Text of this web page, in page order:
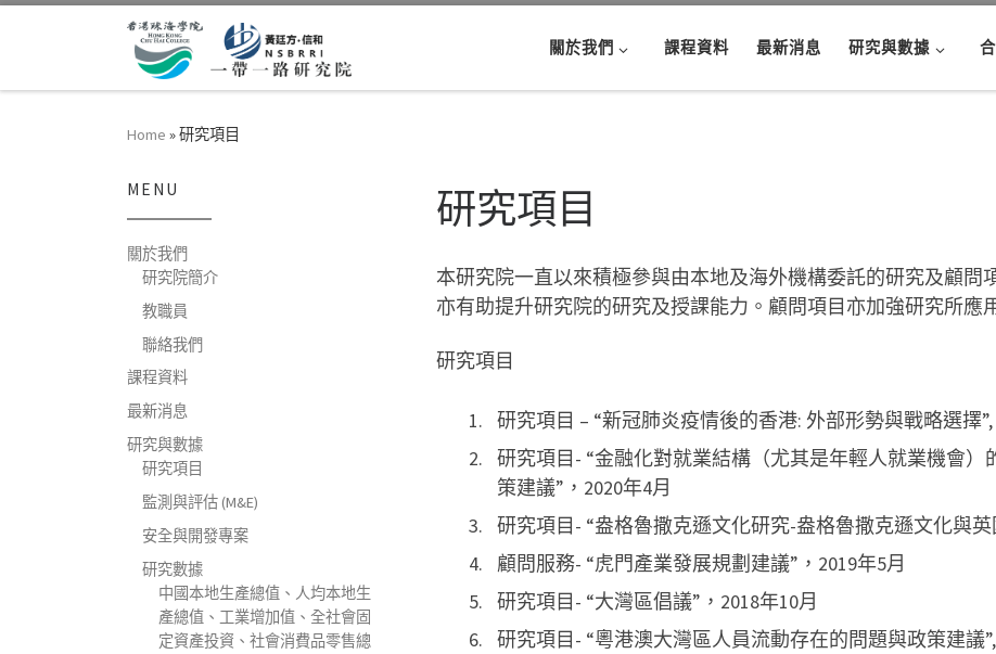
Skip to content
關於我們 課程資料 最新消息 研究與數據
Home »研究項目
研究項目
本研究院一直以來積極參與由本地及海外機構委託的研究及顧問
亦有助提升研究院的研究及授課能力。顧問項目亦加強研究所應
研究項目
研究項目 – “新冠肺炎疫情後的香港: 外部形勢與戰略選擇”,
研究項目- “金融化對就業結構（尤其是年輕人就業機會
策建議”，2020年4月
研究項目- “盎格魯撒克遜文化研究-盎格魯撒克遜文化與英
顧問服務- “虎門產業發展規劃建議”，2019年5月
研究項目- “大灣區倡議”，2018年10月
研究項目- “粵港澳大灣區人員流動存在的問題與政策建議”,
MENU
關於我們
研究院簡介
教職員
聯絡我們
課程資料
最新消息
研究與數據
研究項目
監測與評估 (M&E)
安全與開發專案
研究數據
中國本地生產總值、人均本地生
產總值、工業增加值、全社會固
定資產投資、社會消費品零售總